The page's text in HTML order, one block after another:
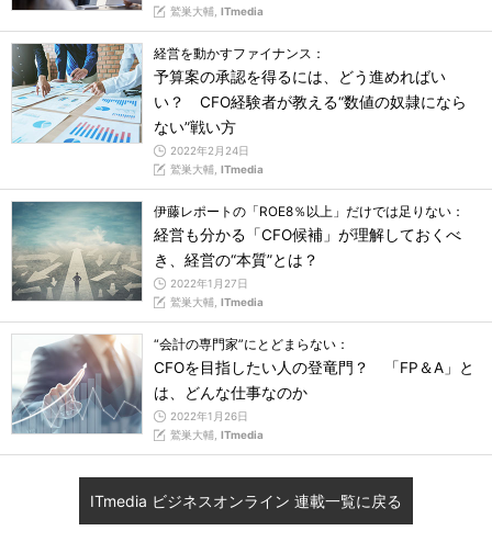
鷲巣大輔, ITmedia
経営を動かすファイナンス：
予算案の承認を得るには、どう進めればい
い？ CFO経験者が教える“数値の奴隷になら
ない”戦い方
2022年2月24日
鷲巣大輔, ITmedia
伊藤レポートの「ROE8％以上」だけでは足りない：
経営も分かる「CFO候補」が理解しておくべ
き、経営の“本質”とは？
2022年1月27日
鷲巣大輔, ITmedia
“会計の専門家”にとどまらない：
CFOを目指したい人の登竜門？ 「FP＆A」と
は、どんな仕事なのか
2022年1月26日
鷲巣大輔, ITmedia
ITmedia ビジネスオンライン 連載一覧に戻る